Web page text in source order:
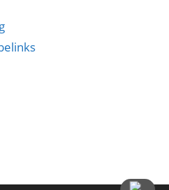
mit einem aus
gefertigten
sich kinderleicht